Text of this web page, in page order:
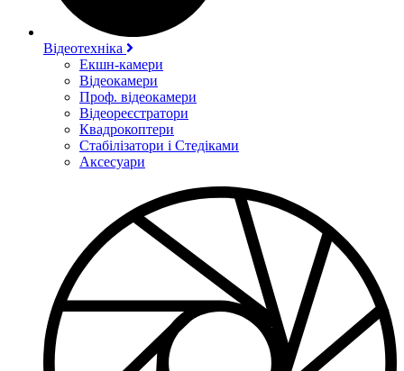
Відеотехніка
Екшн-камери
Відеокамери
Проф. відеокамери
Відеореєстратори
Квадрокоптери
Стабілізатори і Стедіками
Аксесуари